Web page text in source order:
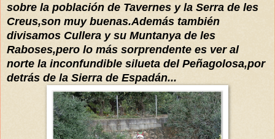
sobre la población de Tavernes y la Serra de les
Creus,son muy buenas.Además también
divisamos Cullera y su Muntanya de les
Raboses,pero lo más sorprendente es ver al
norte la inconfundible silueta del Peñagolosa,por
detrás de la Sierra de Espadán...